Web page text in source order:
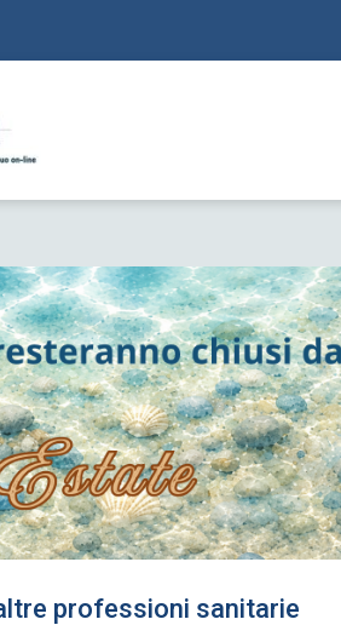
professioni sanitarie